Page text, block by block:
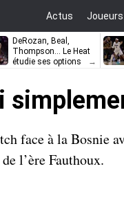
Actus Joueurs
DeRozan, Beal,
Thompson… Le Heat
étudie ses options
face à la Bosnie
l’ère Fauthoux.